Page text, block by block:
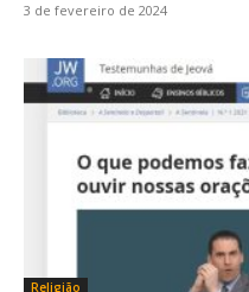
3 de fevereiro de 2024
Religião